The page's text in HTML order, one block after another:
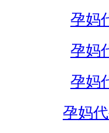
孕妈
孕妈
孕妈
孕妈